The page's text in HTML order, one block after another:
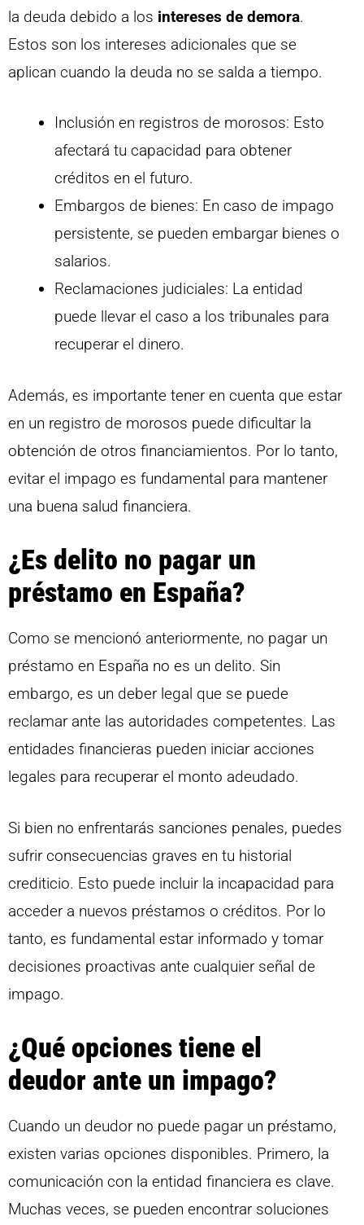
la deuda debido a los intereses de demora.
Estos son los intereses adicionales que se
aplican cuando la deuda no se salda a tiempo.
Inclusión en registros de morosos: Esto
afectará tu capacidad para obtener
créditos en el futuro.
Embargos de bienes: En caso de impago
persistente, se pueden embargar bienes o
salarios.
Reclamaciones judiciales: La entidad
puede llevar el caso a los tribunales para
recuperar el dinero.
Además, es importante tener en cuenta que estar
en un registro de morosos puede dificultar la
obtención de otros financiamientos. Por lo tanto,
evitar el impago es fundamental para mantener
una buena salud financiera.
¿Es delito no pagar un
préstamo en España?
Como se mencionó anteriormente, no pagar un
préstamo en España no es un delito. Sin
embargo, es un deber legal que se puede
reclamar ante las autoridades competentes. Las
entidades financieras pueden iniciar acciones
legales para recuperar el monto adeudado.
Si bien no enfrentarás sanciones penales, puedes
sufrir consecuencias graves en tu historial
crediticio. Esto puede incluir la incapacidad para
acceder a nuevos préstamos o créditos. Por lo
tanto, es fundamental estar informado y tomar
decisiones proactivas ante cualquier señal de
impago.
¿Qué opciones tiene el
deudor ante un impago?
Cuando un deudor no puede pagar un préstamo,
existen varias opciones disponibles. Primero, la
comunicación con la entidad financiera es clave.
Muchas veces, se pueden encontrar soluciones